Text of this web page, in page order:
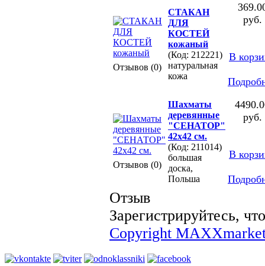
Отзывов (0)
СТАКАН
ДЛЯ
КОСТЕЙ
кожаный
(Код: 212221)
натуральная
кожа
руб.
В
Отзывов (0)
Шахматы
деревянные
"СЕНАТОР"
42х42 см.
(Код: 211014)
большая
доска,
Польша
руб.
В
Отзыв
Зарегистрируйтесь,
Copyright